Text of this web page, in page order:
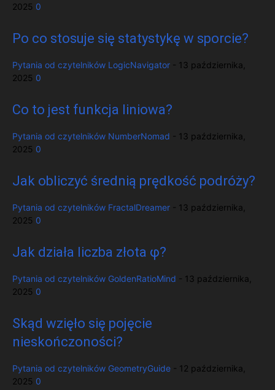
2025 0
Po co stosuje się statystykę w sporcie?
Pytania od czytelników LogicNavigator
13 października,
2025 0
Co to jest funkcja liniowa?
Pytania od czytelników NumberNomad
13 października,
2025 0
Jak obliczyć średnią prędkość podróży?
Pytania od czytelników FractalDreamer
13 października,
2025 0
Jak działa liczba złota φ?
Pytania od czytelników GoldenRatioMind
13 października,
2025 0
Skąd wzięło się pojęcie
nieskończoności?
Pytania od czytelników GeometryGuide
12 października,
2025 0